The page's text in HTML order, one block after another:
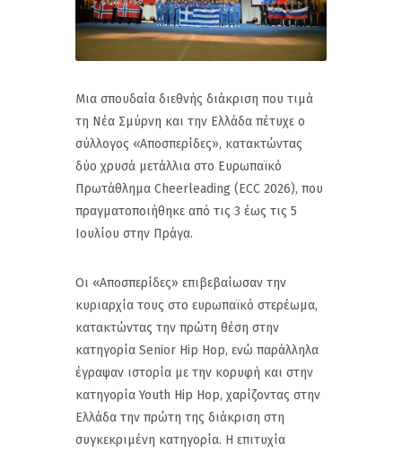
Μια σπουδαία διεθνής διάκριση που τιμά
τη Νέα Σμύρνη και την Ελλάδα πέτυχε ο
σύλλογος «Αποσπερίδες», κατακτώντας
δύο χρυσά μετάλλια στο Ευρωπαϊκό
Πρωτάθλημα Cheerleading (ECC 2026), που
πραγματοποιήθηκε από τις 3 έως τις 5
Ιουλίου στην Πράγα.
Οι «Αποσπερίδες» επιβεβαίωσαν την
κυριαρχία τους στο ευρωπαϊκό στερέωμα,
κατακτώντας την πρώτη θέση στην
κατηγορία Senior Hip Hop, ενώ παράλληλα
έγραψαν ιστορία με την κορυφή και στην
κατηγορία Youth Hip Hop, χαρίζοντας στην
Ελλάδα την πρώτη της διάκριση στη
συγκεκριμένη κατηγορία. Η επιτυχία